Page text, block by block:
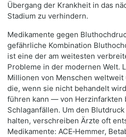
Übergang der Krankheit in das
Stadium zu verhindern.
Medikamente gegen
gefährliche Kombination
ist eine der am weitesten
Probleme in der modernen Welt.
Millionen von Menschen
die, wenn sie nicht behandelt
führen kann — von Herzinfarkten
Schlaganfällen. Um den
halten, verschreiben Ärzte oft
Medikamente: ACE‑Hemmer,